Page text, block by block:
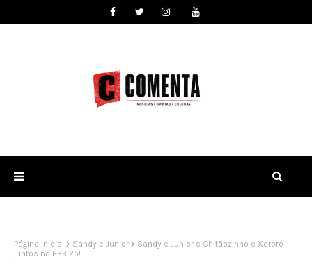
Página inicial Sandy e Junior
Sandy e Junior e Chitãozinho e Xororó
juntos no BBB 25!